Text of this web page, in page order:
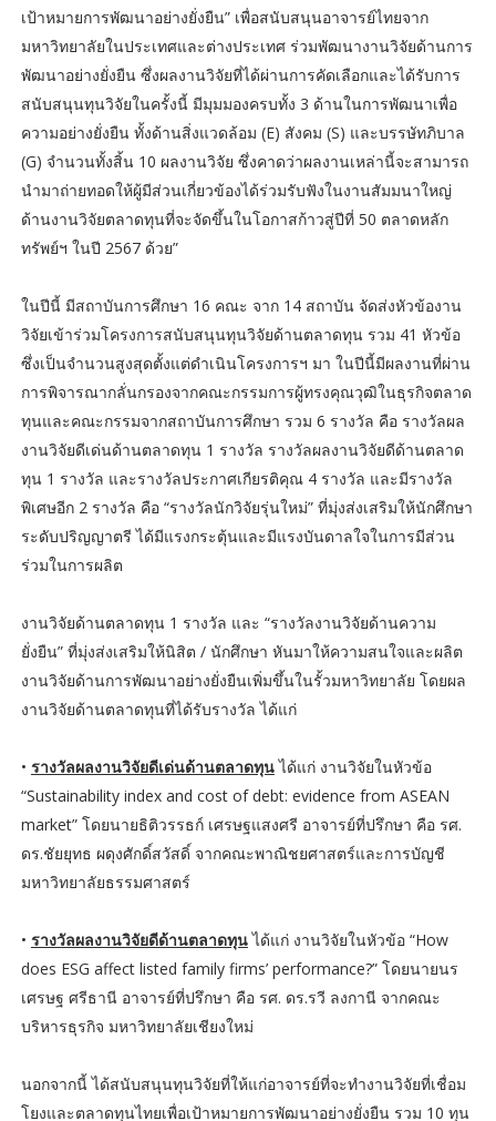
เป้าหมายการพัฒนาอย่างยั่งยืน” เพื่อสนับสนุนอาจารย์ไทยจาก
มหาวิทยาลัยในประเทศและต่างประเทศ ร่วมพัฒนางานวิจัยด้านการ
พัฒนาอย่างยั่งยืน ซึ่งผลงานวิจัยที่ได้ผ่านการคัดเลือกและได้รับการ
สนับสนุนทุนวิจัยในครั้งนี้ มีมุมมองครบทั้ง 3 ด้านในการพัฒนาเพื่อ
ความอย่างยั่งยืน ทั้งด้านสิ่งแวดล้อม (E) สังคม (S) และบรรษัทภิบาล
(G) จำนวนทั้งสิ้น 10 ผลงานวิจัย ซึ่งคาดว่าผลงานเหล่านี้จะสามารถ
นำมาถ่ายทอดให้ผู้มีส่วนเกี่ยวข้องได้ร่วมรับฟังในงานสัมมนาใหญ่
ด้านงานวิจัยตลาดทุนที่จะจัดขึ้นในโอกาสก้าวสู่ปีที่ 50 ตลาดหลัก
ทรัพย์ฯ ในปี 2567 ด้วย”
ในปีนี้ มีสถาบันการศึกษา 16 คณะ จาก 14 สถาบัน จัดส่งหัวข้องาน
วิจัยเข้าร่วมโครงการสนับสนุนทุนวิจัยด้านตลาดทุน รวม 41 หัวข้อ
ซึ่งเป็นจำนวนสูงสุดตั้งแต่ดำเนินโครงการฯ มา ในปีนี้มีผลงานที่ผ่าน
การพิจารณากลั่นกรองจากคณะกรรมการผู้ทรงคุณวุฒิในธุรกิจตลาด
ทุนและคณะกรรมจากสถาบันการศึกษา รวม 6 รางวัล คือ รางวัลผล
งานวิจัยดีเด่นด้านตลาดทุน 1 รางวัล รางวัลผลงานวิจัยดีด้านตลาด
ทุน 1 รางวัล และรางวัลประกาศเกียรติคุณ 4 รางวัล และมีรางวัล
พิเศษอีก 2 รางวัล คือ “รางวัลนักวิจัยรุ่นใหม่” ที่มุ่งส่งเสริมให้นักศึกษา
ระดับปริญญาตรี ได้มีแรงกระตุ้นและมีแรงบันดาลใจในการมีส่วน
ร่วมในการผลิต
งานวิจัยด้านตลาดทุน 1 รางวัล และ “รางวัลงานวิจัยด้านความ
ยั่งยืน” ที่มุ่งส่งเสริมให้นิสิต / นักศึกษา หันมาให้ความสนใจและผลิต
งานวิจัยด้านการพัฒนาอย่างยั่งยืนเพิ่มขึ้นในรั้วมหาวิทยาลัย โดยผล
งานวิจัยด้านตลาดทุนที่ได้รับรางวัล ได้แก่
• รางวัลผลงานวิจัยดีเด่นด้านตลาดทุนได้แก่ งานวิจัยในหัวข้อ
“Sustainability index and cost of debt: evidence from ASEAN
market” โดยนายธิติวรรธก์ เศรษฐแสงศรี อาจารย์ที่ปรึกษา คือ รศ.
ดร.ชัยยุทธ ผดุงศักดิ์สวัสดิ์ จากคณะพาณิชยศาสตร์และการบัญชี
มหาวิทยาลัยธรรมศาสตร์
• รางวัลผลงานวิจัยดีด้านตลาดทุนได้แก่ งานวิจัยในหัวข้อ “How
does ESG affect listed family firms’ performance?” โดยนายนร
เศรษฐ ศรีธานี อาจารย์ที่ปรึกษา คือ รศ. ดร.รวี ลงกานี จากคณะ
บริหารธุรกิจ มหาวิทยาลัยเชียงใหม่
นอกจากนี้ ได้สนับสนุนทุนวิจัยที่ให้แก่อาจารย์ที่จะทำงานวิจัยที่เชื่อม
โยงและตลาดทุนไทยเพื่อเป้าหมายการพัฒนาอย่างยั่งยืน รวม 10 ทุน